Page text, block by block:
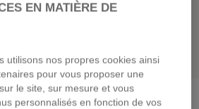
cérémoniebaby pink
EN MATIÈRE DE
utilisons nos propres cookies ainsi
pour vous proposer une
le site, sur mesure et vous
personnalisés en fonction de vos